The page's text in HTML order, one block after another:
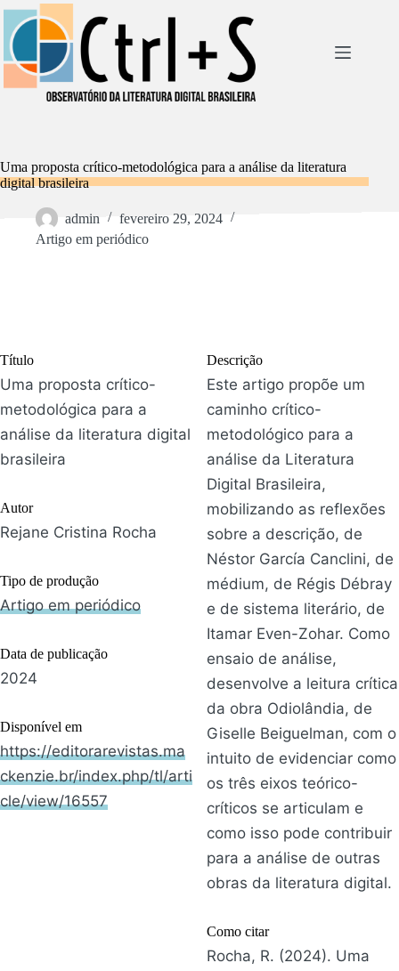
Pular
para
conteúdo
Uma proposta crítico-metodológica para a análise da literatura
digital brasileira
admin
fevereiro 29, 2024
Artigo em periódico
Título
Uma proposta crítico-
metodológica para a
análise da literatura digital
brasileira
Autor
Rejane Cristina Rocha
Tipo de produção
Artigo em periódico
Data de publicação
2024
Disponível em
https://editorarevistas.ma
ckenzie.br/index.php/tl/arti
cle/view/16557
Descrição
Este artigo propõe um
caminho crítico-
metodológico para a
análise da Literatura
Digital Brasileira,
mobilizando as reflexões
sobre a descrição, de
Néstor García Canclini, de
médium, de Régis Débray
e de sistema literário, de
Itamar Even-Zohar. Como
ensaio de análise,
desenvolve a leitura crítica
da obra Odiolândia, de
Giselle Beiguelman, com o
intuito de evidenciar como
os três eixos teórico-
críticos se articulam e
como isso pode contribuir
para a análise de outras
obras da literatura digital.
Como citar
Rocha, R. (2024). Uma